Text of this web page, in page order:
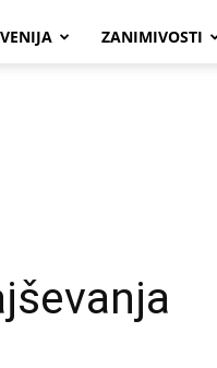
ZANIMIVOSTI